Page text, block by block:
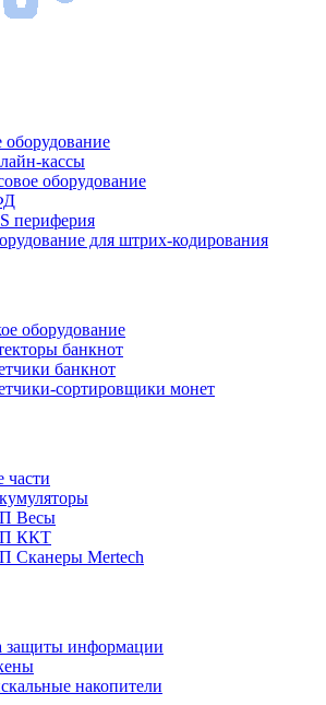
оборудование
кассы
оборудование
периферия
для штрих-кодирования
оборудование
банкнот
банкнот
сортировщики монет
части
Весы
ККТ
Сканеры Mertech
защиты информации
накопители